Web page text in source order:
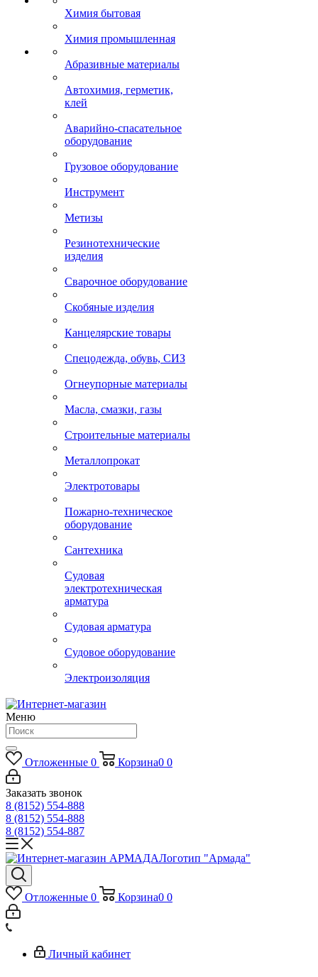
Химия бытовая
Химия промышленная
Абразивные материалы
Автохимия, герметик,
клей
Аварийно-спасательное
оборудование
Грузовое оборудование
Инструмент
Метизы
Резинотехнические
изделия
Сварочное оборудование
Скобяные изделия
Канцелярские товары
Спецодежда, обувь, СИЗ
Огнеупорные материалы
Масла, смазки, газы
Строительные материалы
Металлопрокат
Электротовары
Пожарно-техническое
оборудование
Сантехника
Судовая
электротехническая
арматура
Судовая арматура
Судовое оборудование
Электроизоляция
Меню
Отложенные 0 Корзина0 0
Заказать звонок
8 (8152) 554-888
8 (8152) 554-888
8 (8152) 554-887
Логотип "Армада"
Отложенные 0 Корзина0 0
Личный кабинет